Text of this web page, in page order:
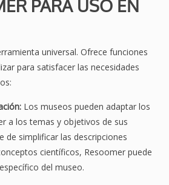
PARA USO EN
universal. Ofrece funciones
para satisfacer las necesidades
Los museos pueden adaptar los
a los temas y objetivos de sus
de simplificar las descripciones
científicos, Resoomer puede
del museo.